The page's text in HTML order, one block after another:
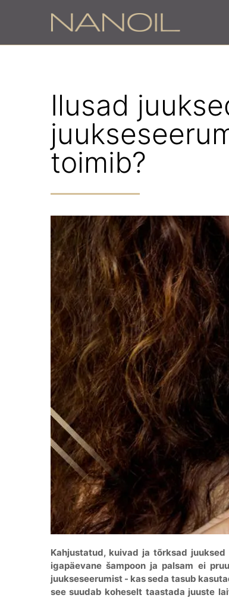
Ilusad
toimib?
Kahjustatud, kuivad ja tõrksad
igapäevane šampoon ja palsam ei
juukseseerumist - kas seda tasub
see suudab koheselt taastada juuste